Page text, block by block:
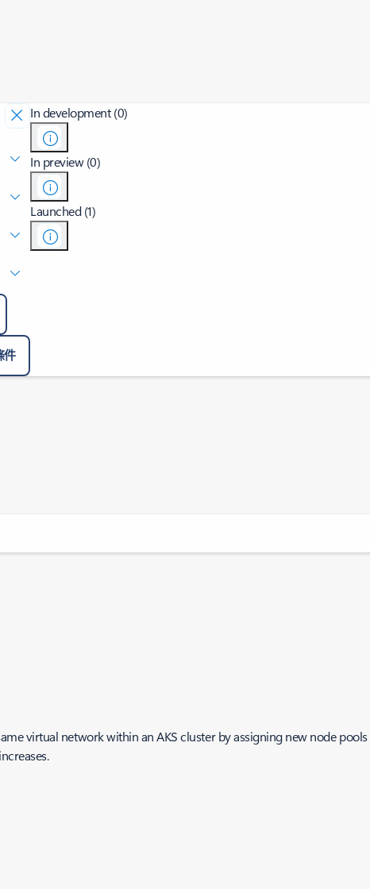
件
In development (0)
In preview (0)
Launched (1)
virtual network within an AKS cluster by assigning new node